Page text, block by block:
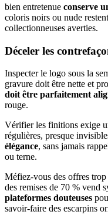
bien entretenue conserve
coloris noirs ou nude
collectionneuses averties.
Déceler les
Inspecter le logo sous la
gravure doit être nette et
doit être parfaitement
rouge.
Vérifier les finitions exige
régulières, presque
élégance, sans jamais
ou terne.
Méfiez-vous des offres
des remises de 70 % vend
plateformes douteuses
savoir-faire des escarpins